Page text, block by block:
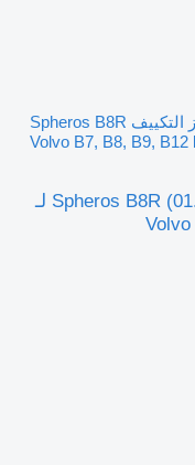
خرطوم جهاز التكييف Spheros B8R
خرطوم جهاز التكييف Spheros B8R (01.13-) 11118980A لـ